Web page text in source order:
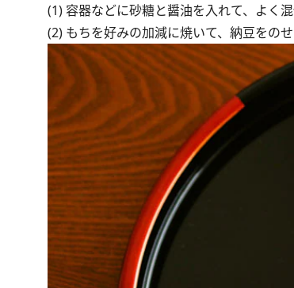
(1) 容器などに砂糖と醤油を入れて、よく
(2) もちを好みの加減に焼いて、納豆をの